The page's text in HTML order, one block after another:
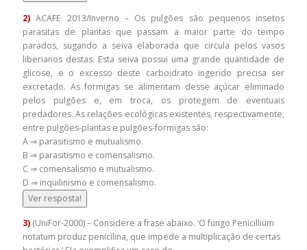
2) ACAFE 2013/Inverno – Os pulgões são pequenos insetos
parasitas de plantas que passam a maior parte do tempo
parados, sugando a seiva elaborada que circula pelos vasos
liberianos destas. Esta seiva possui uma grande quantidade de
glicose, e o excesso deste carboidrato ingerido precisa ser
excretado. As formigas se alimentam desse açúcar eliminado
pelos pulgões e, em troca, os protegem de eventuais
predadores. As relações ecológicas existentes, respectivamente,
entre pulgões-plantas e pulgões-formigas são:
A ⇒ parasitismo e mutualismo.
B ⇒ parasitismo e comensalismo.
C ⇒ comensalismo e mutualismo.
D ⇒ inquilinismo e comensalismo.
Ver resposta!
3) (UniFor-2000) – Considere a frase abaixo. ‘O fungo Penicillium
notatum produz penicilina, que impede a multiplicação de certas